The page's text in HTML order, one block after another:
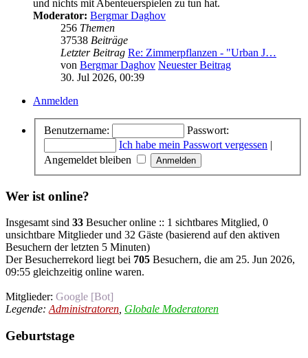
und nichts mit Abenteuerspielen zu tun hat.
Moderator: Bergmar Daghov
256 Themen
37538 Beiträge
Letzter Beitrag Re: Zimmerpflanzen - "Urban J…
von Bergmar Daghov Neuester Beitrag
30. Jul 2026, 00:39
Anmelden
Benutzername:
Passwort:
Ich habe mein Passwort vergessen |
Angemeldet bleiben
Wer ist online?
Insgesamt sind 33 Besucher online :: 1 sichtbares Mitglied, 0
unsichtbare Mitglieder und 32 Gäste (basierend auf den aktiven
Besuchern der letzten 5 Minuten)
Der Besucherrekord liegt bei 705 Besuchern, die am 25. Jun 2026,
09:55 gleichzeitig online waren.
Mitglieder: Google [Bot]
Legende:Administratoren, Globale Moderatoren
Geburtstage